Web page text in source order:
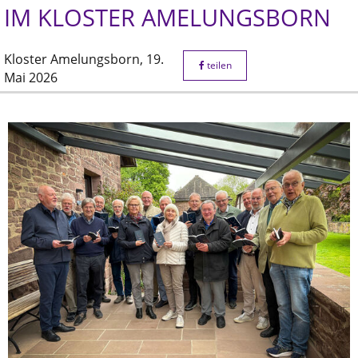
IM KLOSTER AMELUNGSBORN
Kloster Amelungsborn, 19.
Mai 2026
teilen